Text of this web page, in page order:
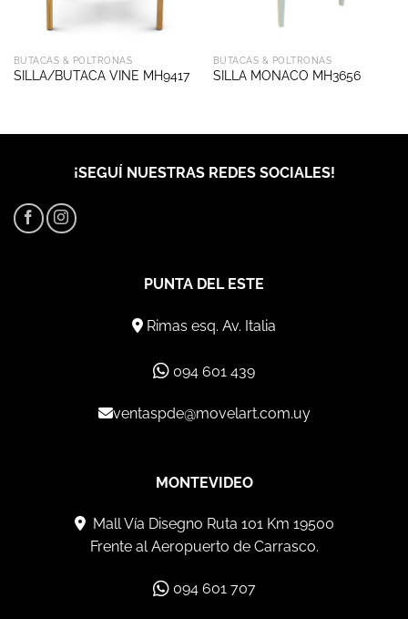
BUTACAS & POLTRONAS
SILLA/BUTACA VINE MH9417
BUTACAS & POLTRONAS
SILLA MONACO MH3656
¡SEGUÍ NUESTRAS REDES SOCIALES!
PUNTA DEL ESTE
Rimas esq. Av. Italia
094 601 439
ventaspde@movelart.com.uy
MONTEVIDEO
Mall Vía Disegno Ruta 101 Km 19500
Frente al Aeropuerto de Carrasco.
094 601 707